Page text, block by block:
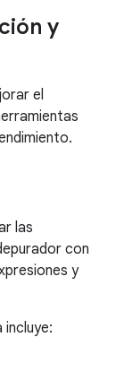
y
el
las
con
y